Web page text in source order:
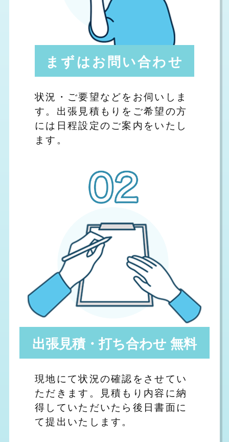
まずはお問い合わせ
状況・ご要望などをお伺いしま
す。出張見積もりをご希望の方
には日程設定のご案内をいたし
ます。
出張見積・打ち合わせ 無料
現地にて状況の確認をさせてい
ただきます。見積もり内容に納
得していただいたら後日書面に
て提出いたします。